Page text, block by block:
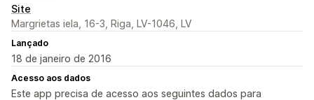
Site
Margrietas iela, 16-3, Riga, LV-1046, LV
Lançado
18 de janeiro de 2016
Acesso aos dados
Este app precisa de acesso aos seguintes dados para